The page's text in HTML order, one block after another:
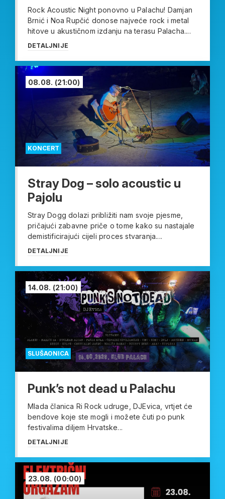
Rock Acoustic Night ponovno u Palachu! Damjan
Brnić i Noa Rupčić donose najveće rock i metal
hitove u akustičnom izdanju na terasu Palacha....
DETALJNIJE
KONCERT
08.08. (21:00)
Stray Dog – solo acoustic u
Pajolu
Stray Dogg dolazi približiti nam svoje pjesme,
pričajući zabavne priče o tome kako su nastajale
demistificirajući cijeli proces stvaranja....
DETALJNIJE
SLUŠAONICA
14.08. (21:00)
Punk’s not dead u Palachu
Mlada članica Ri Rock udruge, DJEvica, vrtjet će
bendove koje ste mogli i možete čuti po punk
festivalima diljem Hrvatske...
DETALJNIJE
23.08. (00:00)